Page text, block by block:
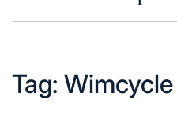
Tag: